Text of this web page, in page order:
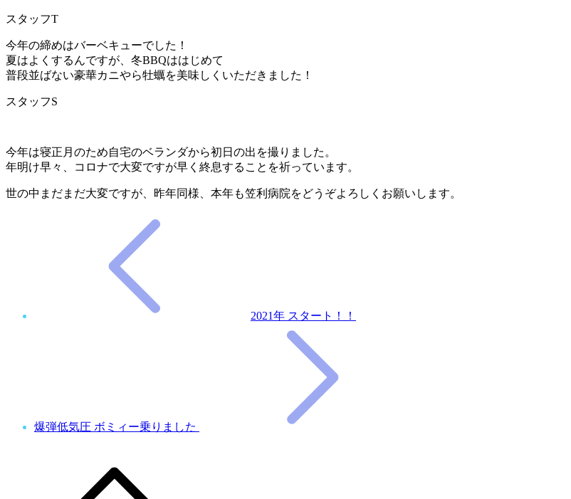
スタッフT
今年の締めはバーベキューでした！
夏はよくするんですが、冬BBQははじめて
普段並ばない豪華カニやら牡蠣を美味しくいただきました！
スタッフS
今年は寝正月のため自宅のベランダから初日の出を撮りました。
年明け早々、コロナで大変ですが早く終息することを祈っています。
世の中まだまだ大変ですが、昨年同様、本年も笠利病院をどうぞよろしくお願いします。
2021年 スタート！！
爆弾低気圧 ボミィー乗りました